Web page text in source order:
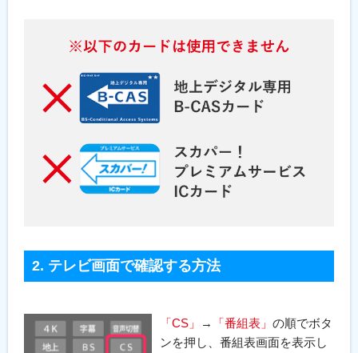
2. テレビ画面で確認する方法
「CS」 → 「番組表」 の順でボタ
ンを押し、番組表画面を表示し